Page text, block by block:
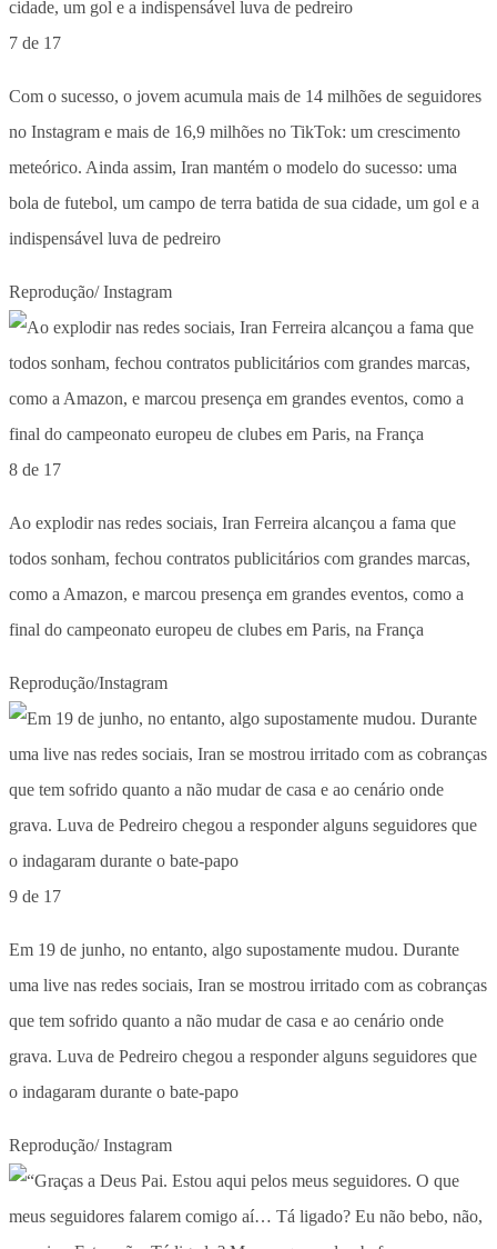
7 de 17
Com o sucesso, o jovem acumula mais de 14 milhões de seguidores
no Instagram e mais de 16,9 milhões no TikTok: um crescimento
meteórico. Ainda assim, Iran mantém o modelo do sucesso: uma
bola de futebol, um campo de terra batida de sua cidade, um gol e a
indispensável luva de pedreiro
Reprodução/ Instagram
8 de 17
Ao explodir nas redes sociais, Iran Ferreira alcançou a fama que
todos sonham, fechou contratos publicitários com grandes marcas,
como a Amazon, e marcou presença em grandes eventos, como a
final do campeonato europeu de clubes em Paris, na França
Reprodução/Instagram
9 de 17
Em 19 de junho, no entanto, algo supostamente mudou. Durante
uma live nas redes sociais, Iran se mostrou irritado com as cobranças
que tem sofrido quanto a não mudar de casa e ao cenário onde
grava. Luva de Pedreiro chegou a responder alguns seguidores que
o indagaram durante o bate-papo
Reprodução/ Instagram